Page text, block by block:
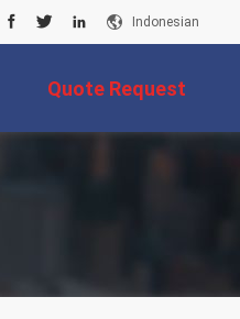
Indonesian
Quote Request